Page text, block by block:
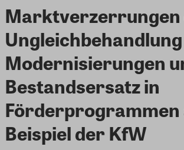
Modernisierungen
Bestandsersatz in
Förderprogrammen
Beispiel der KfW